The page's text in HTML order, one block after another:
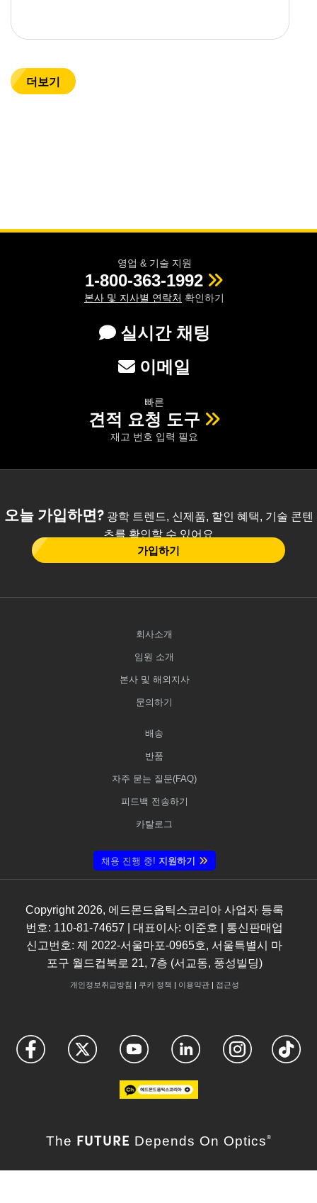
더보기
영업 & 기술 지원
1-800-363-1992
본사 및 지사별 연락처 확인하기
실시간 채팅
이메일
빠른
견적 요청 도구
재고 번호 입력 필요
오늘 가입하면?광학 트렌드, 신제품, 할인 혜택, 기술 콘텐
츠를 확인할 수 있어요
가입하기
회사소개
임원 소개
본사 및 해외지사
문의하기
배송
반품
자주 묻는 질문(FAQ)
피드백 전송하기
카탈로그
채용 진행 중! 지원하기
Copyright 2026, 에드몬드옵틱스코리아 사업자 등록
번호: 110-81-74657 | 대표이사: 이준호 | 통신판매업
신고번호: 제 2022-서울마포-0965호, 서울특별시 마
포구 월드컵북로 21, 7층 (서교동, 풍성빌딩)
개인정보취급방침 | 쿠키 정책 | 이용약관| 접근성
The FUTURE Depends On Optics ®